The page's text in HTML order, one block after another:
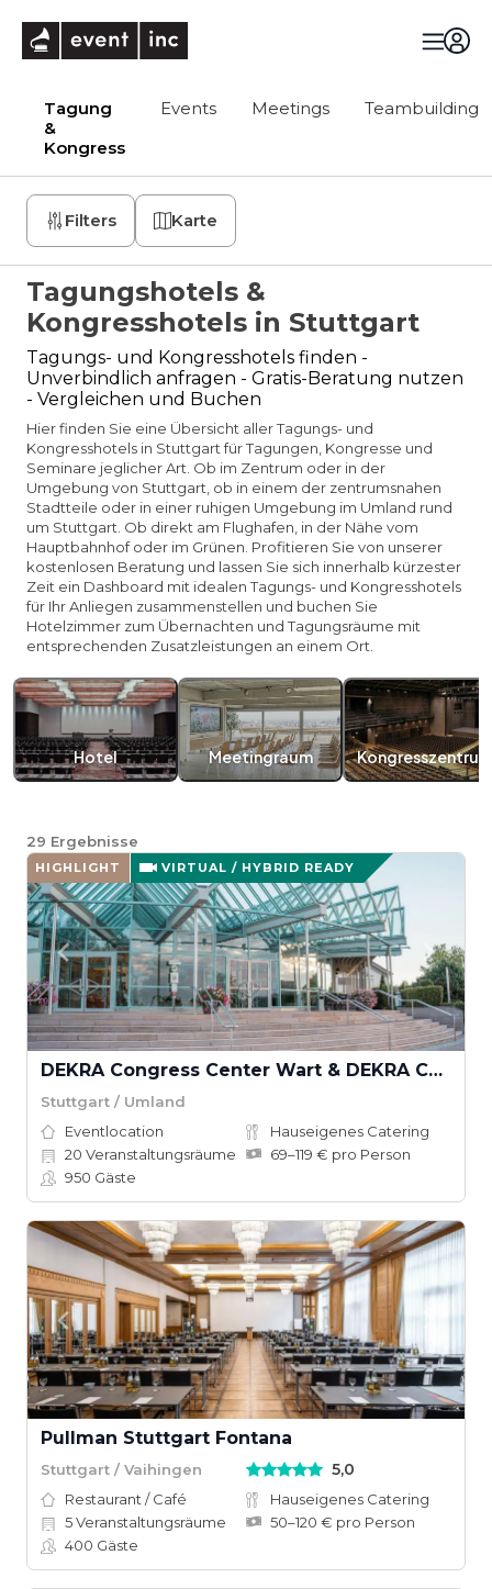
Tagung
&
Kongress
Events Meetings Teambuilding
Filters Karte
Tagungshotels &
Kongresshotels in Stuttgart
Tagungs- und Kongresshotels finden -
Unverbindlich anfragen - Gratis-Beratung nutzen
- Vergleichen und Buchen
Hier finden Sie eine Übersicht aller Tagungs- und
Kongresshotels in Stuttgart für Tagungen, Kongresse und
Seminare jeglicher Art. Ob im Zentrum oder in der
Umgebung von Stuttgart, ob in einem der zentrumsnahen
Stadtteile oder in einer ruhigen Umgebung im Umland rund
um Stuttgart. Ob direkt am Flughafen, in der Nähe vom
Hauptbahnhof oder im Grünen. Profitieren Sie von unserer
kostenlosen Beratung und lassen Sie sich innerhalb kürzester
Zeit ein Dashboard mit idealen Tagungs- und Kongresshotels
für Ihr Anliegen zusammenstellen und buchen Sie
Hotelzimmer zum Übernachten und Tagungsräume mit
entsprechenden Zusatzleistungen an einem Ort.
Hotel Meetingraum Kongresszentrum
29 Ergebnisse
HIGHLIGHT VIRTUAL / HYBRID READY
DEKRA Congress Center Wart & DEKRA Congresshotel Wart
Stuttgart / Umland
Eventlocation
Hauseigenes Catering
20 Veranstaltungsräume
69–119 € pro Person
950 Gäste
Pullman Stuttgart Fontana
Stuttgart / Vaihingen 5,0
Restaurant / Café
Hauseigenes Catering
5Veranstaltungsräume
50–120 € pro Person
400 Gäste